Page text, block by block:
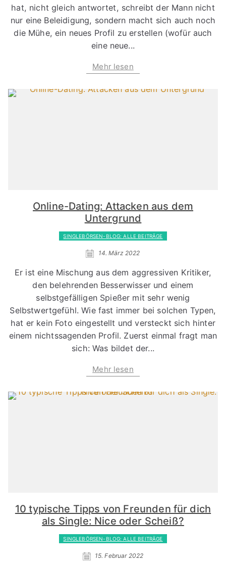
hat, nicht gleich antwortet, schreibt der Mann nicht
nur eine Beleidigung, sondern macht sich auch noch
die Mühe, ein neues Profil zu erstellen (wofür auch
eine neue...
Mehr lesen
Online-Dating: Attacken aus dem
Untergrund
SINGLEBÖRSEN-BLOG: ALLE BEITRÄGE
14. März 2022
Er ist eine Mischung aus dem aggressiven Kritiker,
den belehrenden Besserwisser und einem
selbstgefälligen Spießer mit sehr wenig
Selbstwertgefühl. Wie fast immer bei solchen Typen,
hat er kein Foto eingestellt und versteckt sich hinter
einem nichtssagenden Profil. Zuerst einmal fragt man
sich: Was bildet der...
Mehr lesen
10 typische Tipps von Freunden für dich
als Single: Nice oder Scheiß?
SINGLEBÖRSEN-BLOG: ALLE BEITRÄGE
15. Februar 2022